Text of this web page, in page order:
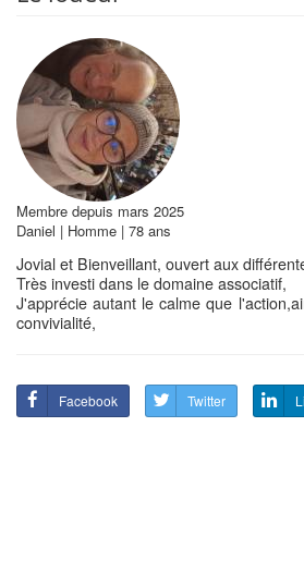
Membre depuis mars 2025
Daniel | Homme | 78 ans
Jovial et Bienveillant, ouvert aux
Très investi dans le domaine associatif,
J'apprécie autant le calme que
convivialité,
Facebook Twitter